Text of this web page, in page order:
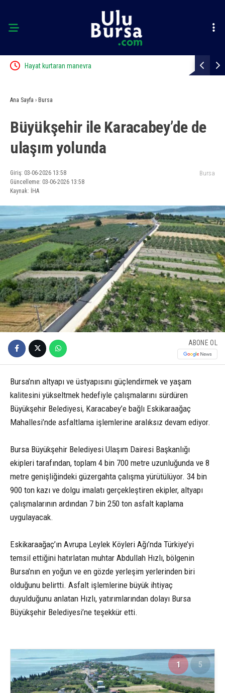
Hayat kurtaran manevra
Ana Sayfa › Bursa
Büyükşehir ile Karacabey’de de
ulaşım yolunda
Giriş: 03-06-2026 13:58
Güncelleme: 03-06-2026 13:58
Kaynak: İHA
Bursa
ABONE OL
Bursa’nın altyapı ve üstyapısını güçlendirmek ve yaşam
kalitesini yükseltmek hedefiyle çalışmalarını sürdüren
Büyükşehir Belediyesi, Karacabey’e bağlı Eskikaraağaç
Mahallesi’nde asfaltlama işlemlerine aralıksız devam ediyor.
Bursa Büyükşehir Belediyesi Ulaşım Dairesi Başkanlığı
ekipleri tarafından, toplam 4 bin 700 metre uzunluğunda ve 8
metre genişliğindeki güzergahta çalışma yürütülüyor. 34 bin
900 ton kazı ve dolgu imalatı gerçekleştiren ekipler, altyapı
çalışmalarının ardından 7 bin 250 ton asfalt kaplama
uygulayacak.
Eskikaraağaç’ın Avrupa Leylek Köyleri Ağı’nda Türkiye’yi
temsil ettiğini hatırlatan muhtar Abdullah Hızlı, bölgenin
Bursa’nın en yoğun ve en gözde yerleşim yerlerinden biri
olduğunu belirtti. Asfalt işlemlerine büyük ihtiyaç
duyulduğunu anlatan Hızlı, yatırımlarından dolayı Bursa
Büyükşehir Belediyesi’ne teşekkür etti.
1 5